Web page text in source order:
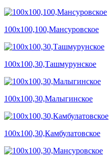
100х100,100,Мансуровское
100х100,30,Ташмурунское
100х100,30,Малыгинское
100х100,30,Камбулатовское